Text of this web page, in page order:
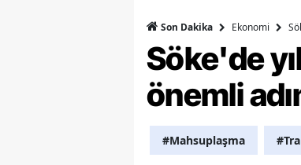
Son Dakika Ekonomi
Söke'de
önemli
#Mahsuplaşma